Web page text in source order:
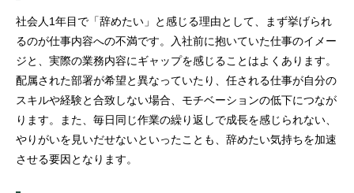
社会人1年目で「辞めたい」と感じる理由として、まず挙げられ
るのが仕事内容への不満です。入社前に抱いていた仕事のイメー
ジと、実際の業務内容にギャップを感じることはよくあります。
配属された部署が希望と異なっていたり、任される仕事が自分の
スキルや経験と合致しない場合、モチベーションの低下につなが
ります。また、毎日同じ作業の繰り返しで成長を感じられない、
やりがいを見いだせないといったことも、辞めたい気持ちを加速
させる要因となります。